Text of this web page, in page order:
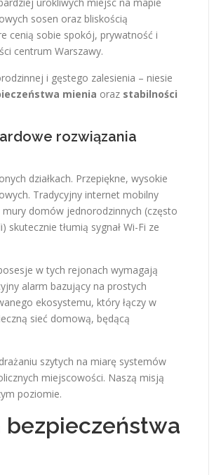
sosen oraz bliskością
cenią sobie spokój, prywatność i
centrum Warszawy.
i gęstego zalesienia – niesie
mienia oraz stabilności
rozwiązania
działkach. Przepiękne, wysokie
Tradycyjny internet mobilny
domów jednorodzinnych (często
tłumią sygnał Wi-Fi ze
w tych rejonach wymagają
alarm bazujący na prostych
ekosystemu, który łączy w
sieć domową, będącą
szytych na miarę systemów
miejscowości. Naszą misją
poziomie.
bezpieczeństwa